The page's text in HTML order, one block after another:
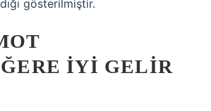
gösterilmiştir.
IYI GELIR